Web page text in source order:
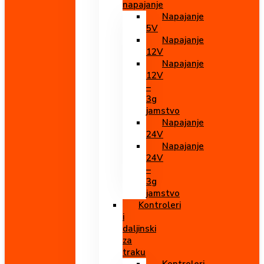
napajanje
Napajanje
5V
Napajanje
12V
Napajanje
12V
–
3g
jamstvo
Napajanje
24V
Napajanje
24V
–
3g
jamstvo
Kontroleri
i
daljinski
za
traku